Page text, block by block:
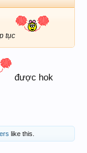
tục
được hok
like this.